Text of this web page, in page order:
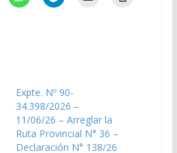
Expte. Nº 90-
34.398/2026 –
11/06/26 – Arreglar la
Ruta Provincial N° 36 –
Declaración N° 138/26